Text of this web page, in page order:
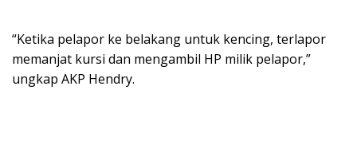
“Ketika pelapor ke belakang untuk kencing, terlapor
memanjat kursi dan mengambil HP milik pelapor,”
ungkap AKP Hendry.